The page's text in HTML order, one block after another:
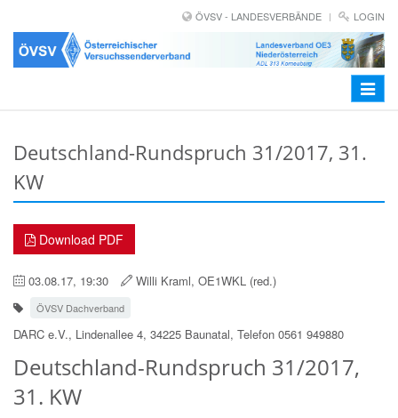
ÖVSV - LANDESVERBÄNDE LOGIN
Toggle
Deutschland-Rundspruch 31/2017, 31.
KW
Download PDF
03.08.17, 19:30 Willi Kraml, OE1WKL (red.)
ÖVSV Dachverband
DARC e.V., Lindenallee 4, 34225 Baunatal, Telefon 0561 949880
Deutschland-Rundspruch 31/2017,
31. KW